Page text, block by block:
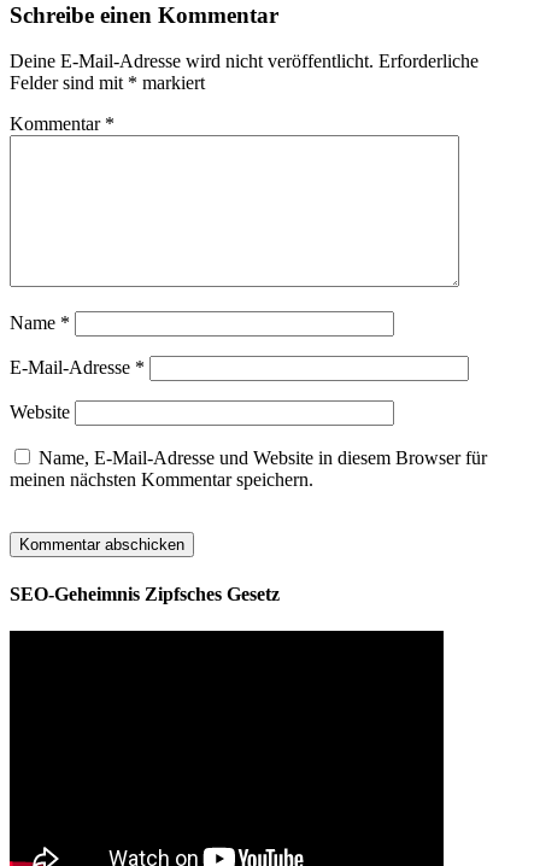
Schreibe einen Kommentar
Deine E-Mail-Adresse wird nicht veröffentlicht. Erforderliche
Felder sind mit * markiert
Kommentar *
Name *
E-Mail-Adresse *
Website
Name, E-Mail-Adresse und Website in diesem Browser für
meinen nächsten Kommentar speichern.
SEO-Geheimnis Zipfsches Gesetz